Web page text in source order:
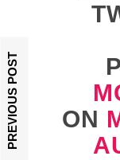
ON
PREVIOUS POST